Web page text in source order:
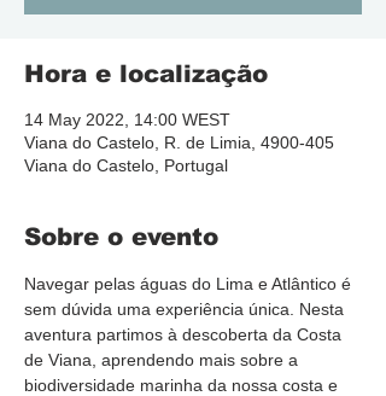
Hora e localização
14 May 2022, 14:00 WEST
Viana do Castelo, R. de Limia, 4900-405
Viana do Castelo, Portugal
Sobre o evento
Navegar pelas águas do Lima e Atlântico é
sem dúvida uma experiência única. Nesta
aventura partimos à descoberta da Costa
de Viana, aprendendo mais sobre a
biodiversidade marinha da nossa costa e